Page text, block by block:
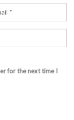
for the next time I